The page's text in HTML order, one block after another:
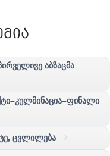
აბზაცმა
ცვლილება